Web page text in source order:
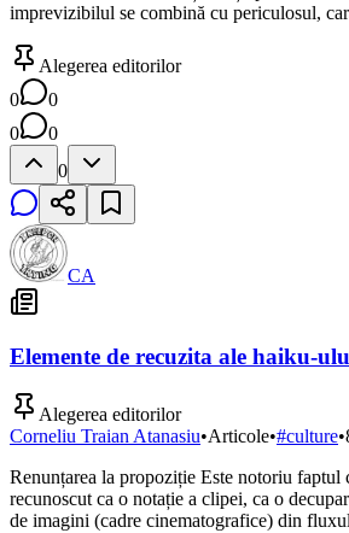
imprevizibilul se combină cu periculosul,
Alegerea editorilor
0
0
0
0
0
CA
Elemente de recuzita ale haiku-
Alegerea editorilor
Corneliu Traian Atanasiu•Articole•#culture•
Renunțarea la propoziție Este notoriu faptul
recunoscut ca o notație a clipei, ca o
de imagini (cadre cinematografice) din